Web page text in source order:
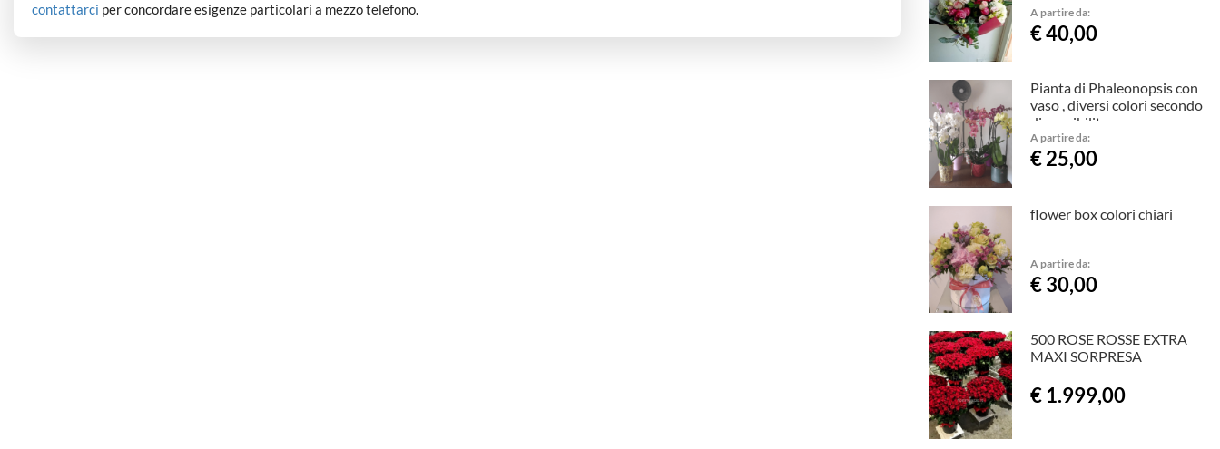
contattarci per concordare esigenze particolari a mezzo telefono. A partire da:
€ 40,00
Pianta di Phaleonopsis con
vaso , diversi colori secondo
disponibilita
A partire da:
€ 25,00
flower box colori chiari
A partire da:
€ 30,00
500 ROSE ROSSE EXTRA
MAXI SORPRESA
€ 1.999,00